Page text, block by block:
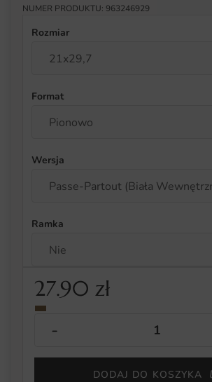
NUMER PRODUKTU: 963246929
Rozmiar
Format
Wersja
Ramka
27.90 zł
DODAJ DO KOSZYKA